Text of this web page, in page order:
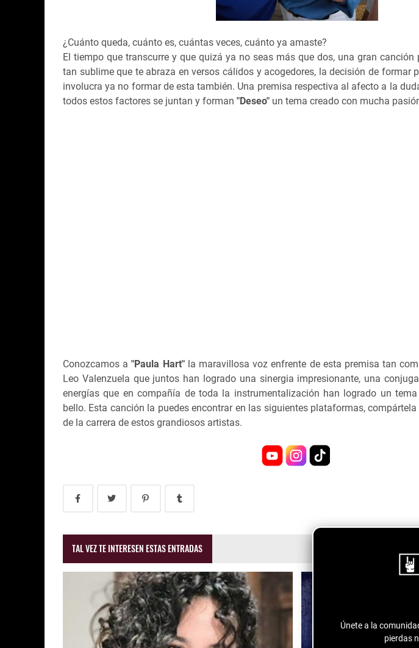
Únete a la
pierdas
¿Cuánto queda, cuánto es, cuántas veces, cuánto ya amaste?
El tiempo que transcurre y que quizá ya no seas más que dos, una gran canción
tan sublime que te abraza en versos cálidos y acogedores, la decisión de formar
involucra ya no formar de esta también. Una premisa respectiva al afecto a la
todos estos factores se juntan y forman "Deseo" un tema creado con mucha
Conozcamos a "Paula Hart"la maravillosa voz enfrente de esta premisa tan
Leo Valenzuela que juntos han logrado una sinergia impresionante, una
energías que en compañía de toda la instrumentalización han logrado un
bello. Esta canción la puedes encontrar en las siguientes plataformas,
de la carrera de estos grandiosos artistas.
TAL VEZ TE INTERESEN ESTAS ENTRADAS